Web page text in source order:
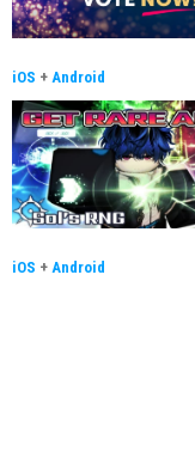
iOS + Android
iOS + Android